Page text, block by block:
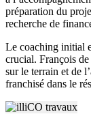
préparation du
recherche de
Le coaching initial
crucial. François
sur le terrain et de
franchisé dans le